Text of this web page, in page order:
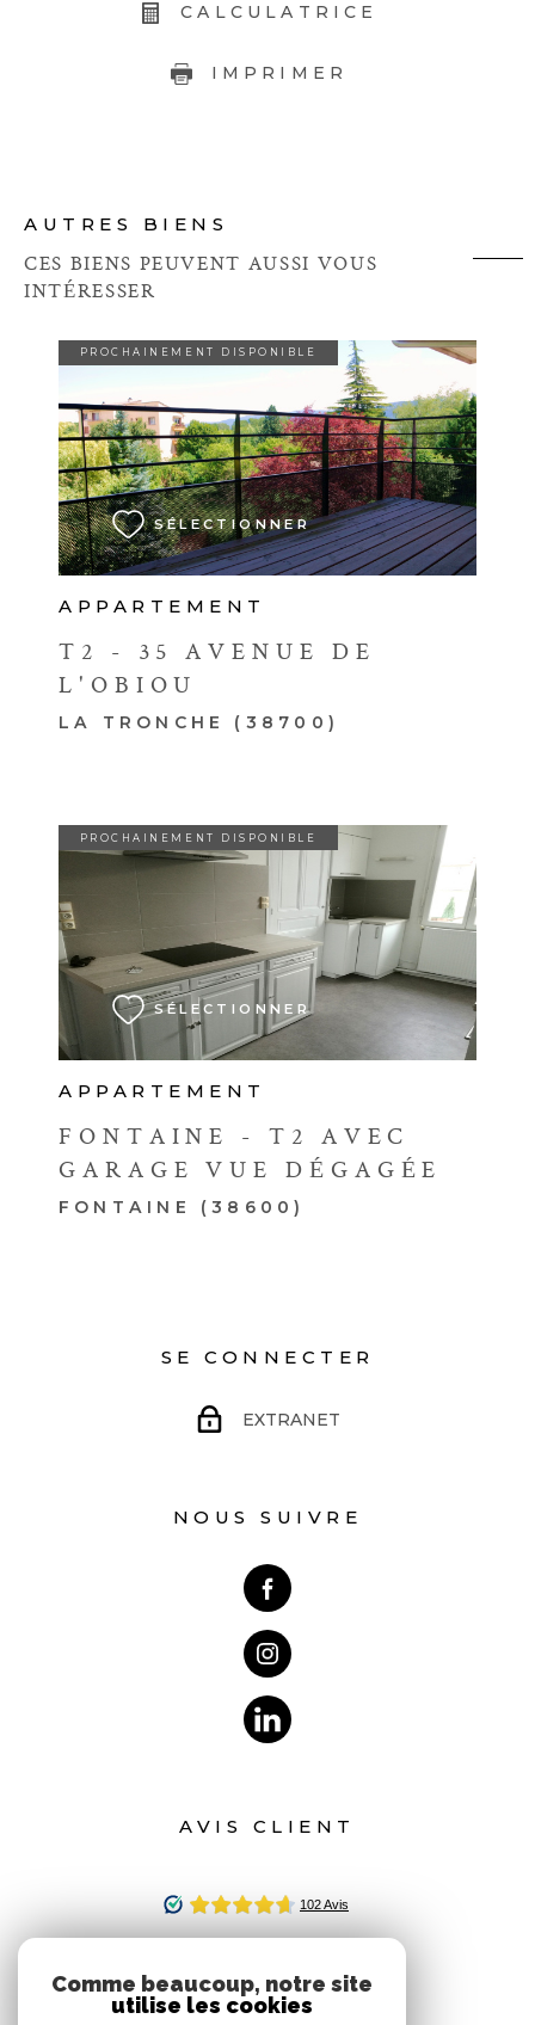
CALCULATRICE
IMPRIMER
AUTRES BIENS
CES BIENS PEUVENT AUSSI VOUS
INTÉRESSER
APPARTEMENT
T2 - 35 AVENUE DE
L'OBIOU
LA TRONCHE (38700)
PROCHAINEMENT DISPONIBLE
SÉLECTIONNER
VOIR LE BIEN
APPARTEMENT
FONTAINE - T2 AVEC
GARAGE VUE DÉGAGÉE
FONTAINE (38600)
PROCHAINEMENT DISPONIBLE
SÉLECTIONNER
VOIR LE BIEN
SE CONNECTER
EXTRANET
NOUS SUIVRE
AVIS CLIENT
Comme beaucoup, notre site
utilise les cookies